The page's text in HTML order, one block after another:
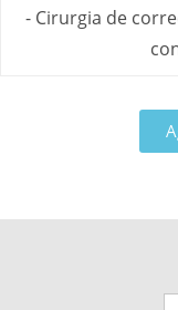
- Cirurgia de